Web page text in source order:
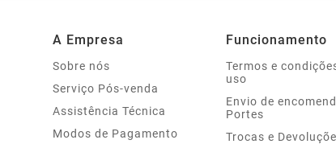
A Empresa
Sobre nós
Serviço Pós-venda
Assistência Técnica
Modos de Pagamento
Funcionamento
Termos e
uso
Envio de
Portes
Trocas e